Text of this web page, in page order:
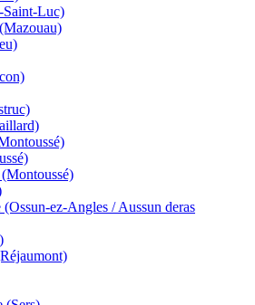
Saint-Luc)
ez-Angles / Aussun deras